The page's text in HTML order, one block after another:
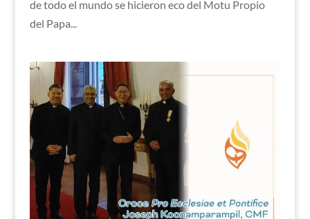
de todo el mundo se hicieron eco del Motu Propio
del Papa...